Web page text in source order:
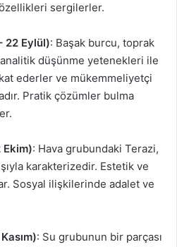
sergilerler.
22 Eylül): Başak burcu, toprak
düşünme yetenekleri ile
ederler ve mükemmeliyetçi
Pratik çözümler bulma
Ekim): Hava grubundaki Terazi,
karakterizedir. Estetik ve
Sosyal ilişkilerinde adalet ve
: Su grubunun bir parçası